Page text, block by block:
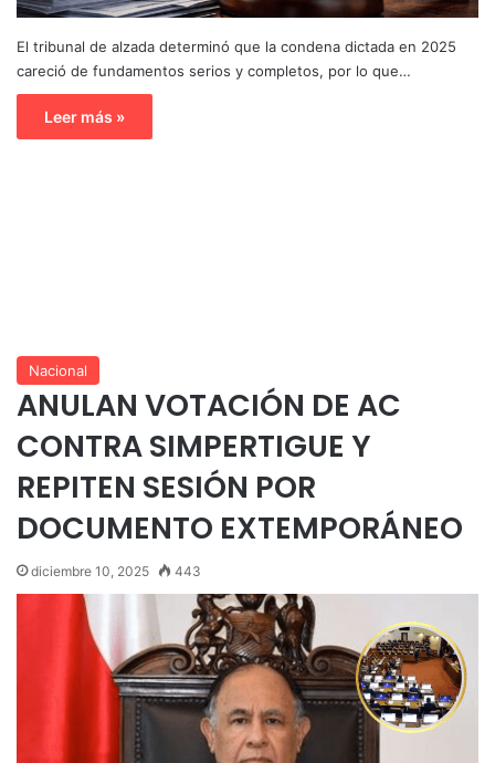
El tribunal de alzada determinó que la condena dictada en 2025
careció de fundamentos serios y completos, por lo que…
Leer más »
Nacional
ANULAN VOTACIÓN DE AC
CONTRA SIMPERTIGUE Y
REPITEN SESIÓN POR
DOCUMENTO EXTEMPORÁNEO
diciembre 10, 2025 443